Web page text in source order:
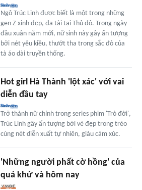
Ngô Trúc Linh được biết là một trong những
gen Z xinh đẹp, đa tài tại Thủ đô. Trong ngày
đầu xuân năm mới, nữ sinh này gây ấn tượng
bởi nét yêu kiều, thướt tha trong sắc đỏ của
tà áo dài truyền thống.
Hot girl Hà Thành 'lột xác' với vai
diễn đầu tay
Trở thành nữ chính trong series phim 'Trò đời',
Trúc Linh gây ấn tượng bởi vẻ đẹp trong trẻo
cùng nét diễn xuất tự nhiên, giàu cảm xúc.
'Những người phất cờ hồng' của
quá khứ và hôm nay